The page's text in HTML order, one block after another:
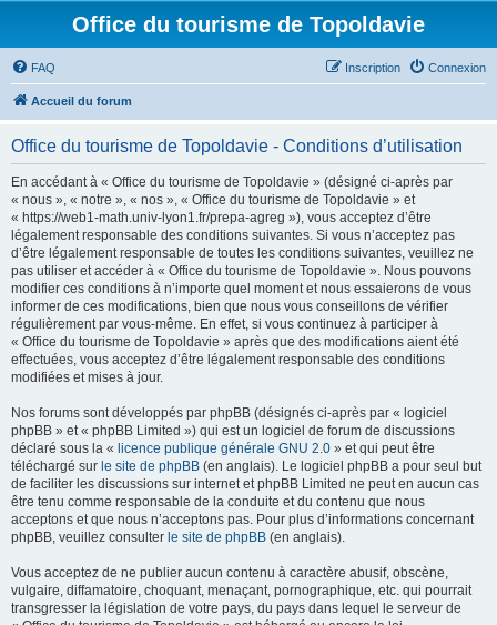
Office du tourisme de Topoldavie
FAQ Connexion
Inscription
Accueil du forum
Office du tourisme de Topoldavie - Conditions d’utilisation
En accédant à « Office du tourisme de Topoldavie » (désigné ci-après par
« nous », « notre », « nos », « Office du tourisme de Topoldavie » et
« https://web1-math.univ-lyon1.fr/prepa-agreg »), vous acceptez d’être
légalement responsable des conditions suivantes. Si vous n’acceptez pas
d’être légalement responsable de toutes les conditions suivantes, veuillez ne
pas utiliser et accéder à « Office du tourisme de Topoldavie ». Nous pouvons
modifier ces conditions à n’importe quel moment et nous essaierons de vous
informer de ces modifications, bien que nous vous conseillons de vérifier
régulièrement par vous-même. En effet, si vous continuez à participer à
« Office du tourisme de Topoldavie » après que des modifications aient été
effectuées, vous acceptez d’être légalement responsable des conditions
modifiées et mises à jour.
Nos forums sont développés par phpBB (désignés ci-après par « logiciel
phpBB » et « phpBB Limited ») qui est un logiciel de forum de discussions
déclaré sous la « licence publique générale GNU 2.0 » et qui peut être
téléchargé sur le site de phpBB (en anglais). Le logiciel phpBB a pour seul but
de faciliter les discussions sur internet et phpBB Limited ne peut en aucun cas
être tenu comme responsable de la conduite et du contenu que nous
acceptons et que nous n’acceptons pas. Pour plus d’informations concernant
phpBB, veuillez consulter le site de phpBB (en anglais).
Vous acceptez de ne publier aucun contenu à caractère abusif, obscène,
vulgaire, diffamatoire, choquant, menaçant, pornographique, etc. qui pourrait
transgresser la législation de votre pays, du pays dans lequel le serveur de